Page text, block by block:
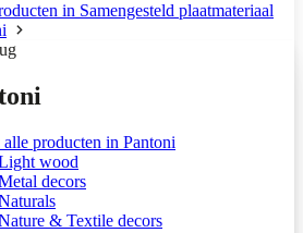
in Samengesteld plaatmateriaal
producten in Pantoni
wood
decors
& Textile decors